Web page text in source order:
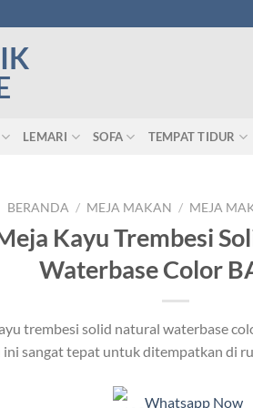
LEMARI SOFA TEMPAT TIDUR
BERANDA / MEJA MAKAN / MEJA
Kayu Trembesi
Waterbase Color
trembesi solid natural waterbase
ini sangat tepat untuk ditempatkan di
Whatsapp Now